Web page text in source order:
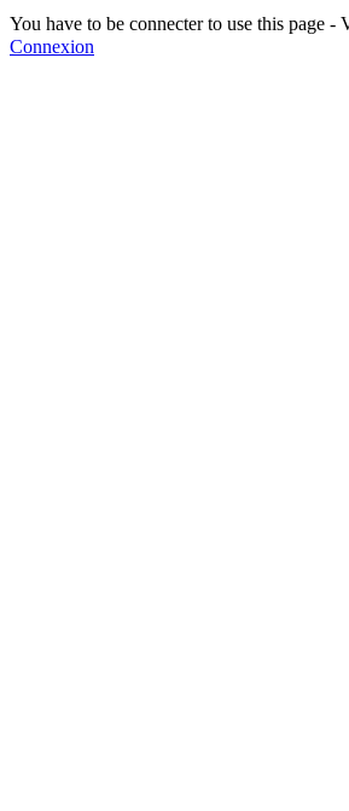
You have to be connecter to use this page
Connexion